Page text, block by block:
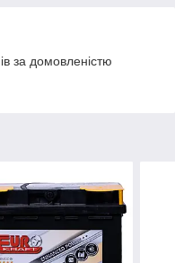
за домовленістю